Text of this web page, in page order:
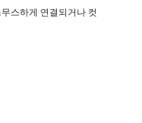
스하게 연결되거나 컷